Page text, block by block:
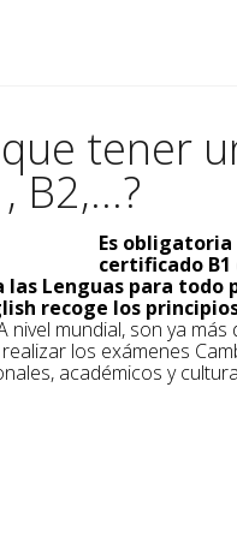
tener
B2,...?
Es
certificado B1
las Lenguas para todo
recoge los
nivel mundial, son ya
los exámenes
académicos y